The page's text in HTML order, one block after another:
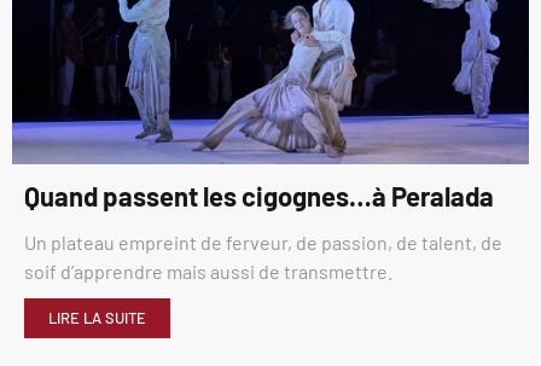
Quand passent les cigognes…à Peralada
Un plateau empreint de ferveur, de passion, de talent, de
soif d’apprendre mais aussi de transmettre.
LIRE LA SUITE